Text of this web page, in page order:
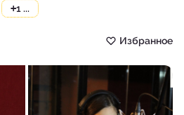
+1 ...
Избранное